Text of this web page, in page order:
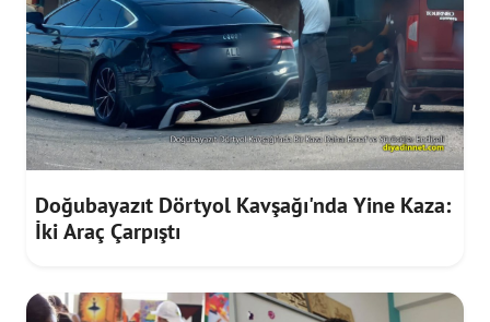
Doğubayazıt Dörtyol Kavşağı'nda Yine Kaza:
İki Araç Çarpıştı